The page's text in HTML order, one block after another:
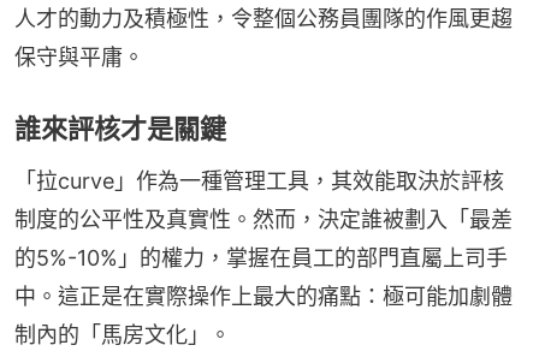
人才的動力及積極性，令整個公務員團隊的作風更趨
保守與平庸。
誰來評核才是關鍵
「拉curve」作為一種管理工具，其效能取決於評核
制度的公平性及真實性。然而，決定誰被劃入「最差
的5%-10%」的權力，掌握在員工的部門直屬上司手
中。這正是在實際操作上最大的痛點：極可能加劇體
制內的「馬房文化」。